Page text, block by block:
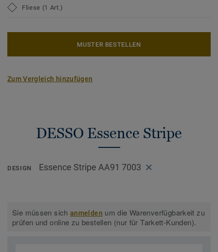
Fliese (1 Art.)
MUSTER BESTELLEN
Zum Vergleich hinzufügen
DESSO Essence Stripe
DESIGN Essence Stripe AA91 7003
Sie müssen sichanmelden um die Warenverfügbarkeit zu
prüfen und online zu bestellen (nur für Tarkett-Kunden).